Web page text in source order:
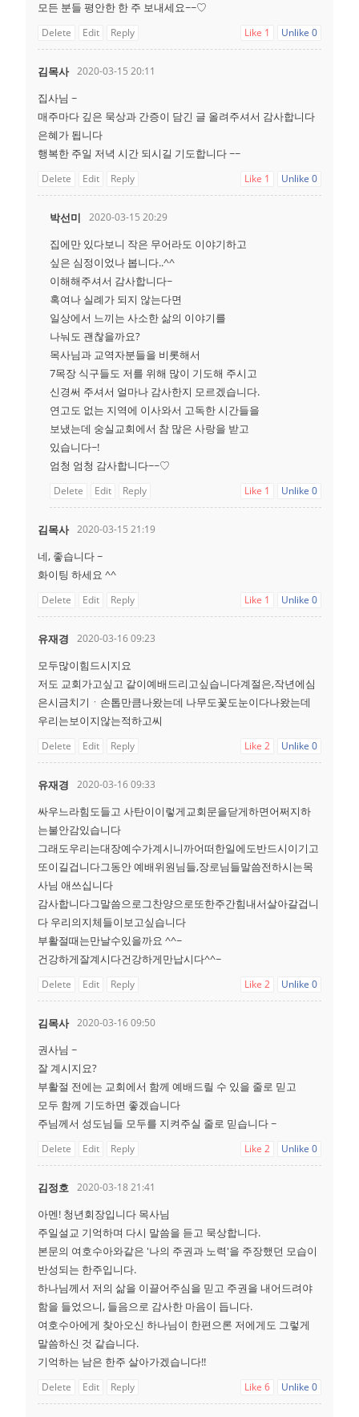
모든 분들 평안한 한 주 보내세요~~♡
Delete Edit Reply Like 1 Unlike 0
김목사 2020-03-15 20:11
집사님 ~
매주마다 깊은 묵상과 간증이 담긴 글 올려주셔서 감사합니다
은혜가 됩니다
행복한 주일 저녁 시간 되시길 기도합니다 ~~
Delete Edit Reply Like 1 Unlike 0
박선미 2020-03-15 20:29
집에만 있다보니 작은 무어라도 이야기하고
싶은 심정이었나 봅니다..^^
이해해주셔서 감사합니다~
혹여나 실례가 되지 않는다면
일상에서 느끼는 사소한 삶의 이야기를
나눠도 괜찮을까요?
목사님과 교역자분들을 비롯해서
7목장 식구들도 저를 위해 많이 기도해 주시고
신경써 주셔서 얼마나 감사한지 모르겠습니다.
연고도 없는 지역에 이사와서 고독한 시간들을
보냈는데 숭실교회에서 참 많은 사랑을 받고
있습니다~!
엄청 엄청 감사합니다~~♡
Delete Edit Reply Like 1 Unlike 0
김목사 2020-03-15 21:19
네, 좋습니다 ~
화이팅 하세요 ^^
Delete Edit Reply Like 1 Unlike 0
유재경 2020-03-16 09:23
모두많이힘드시지요
저도 교회가고싶고 같이예배드리고싶습니다계절은,작년에심
은시금치기ㆍ손톱만큼나왔는데 나무도꽃도눈이다나왔는데
우리는보이지않는적하고씨
Delete Edit Reply Like 2 Unlike 0
유재경 2020-03-16 09:33
싸우느라힘도들고 사탄이이렇게교회문을닫게하면어쩌지하
는불안감있습니다
그래도우리는대장예수가계시니까어떠한일에도반드시이기고
또이길겁니다그동안 예배위원님들,장로님들말씀전하시는목
사님 애쓰십니다
감사합니다그말씀으로그찬양으로또한주간힘내서살아갈겁니
다 우리의지체들이보고싶습니다
부활절때는만날수있을까요 ^^~
건강하게잘계시다건강하게만납시다^^~
Delete Edit Reply Like 2 Unlike 0
김목사 2020-03-16 09:50
권사님 ~
잘 계시지요?
부활절 전에는 교회에서 함께 예배드릴 수 있을 줄로 믿고
모두 함께 기도하면 좋겠습니다
주님께서 성도님들 모두를 지켜주실 줄로 믿습니다 ~
Delete Edit Reply Like 2 Unlike 0
김정호 2020-03-18 21:41
아멘! 청년회장입니다 목사님
주일설교 기억하며 다시 말씀을 듣고 묵상합니다.
본문의 여호수아와같은 '나의 주권과 노력'을 주장했던 모습이
반성되는 한주입니다.
하나님께서 저의 삶을 이끌어주심을 믿고 주권을 내어드려야
함을 들었으니, 들음으로 감사한 마음이 듭니다.
여호수아에게 찾아오신 하나님이 한편으론 저에게도 그렇게
말씀하신 것 같습니다.
기억하는 남은 한주 살아가겠습니다!!
Delete Edit Reply Like 6 Unlike 0